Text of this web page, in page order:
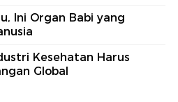
Ini Organ Babi yang
Kesehatan Harus
Global